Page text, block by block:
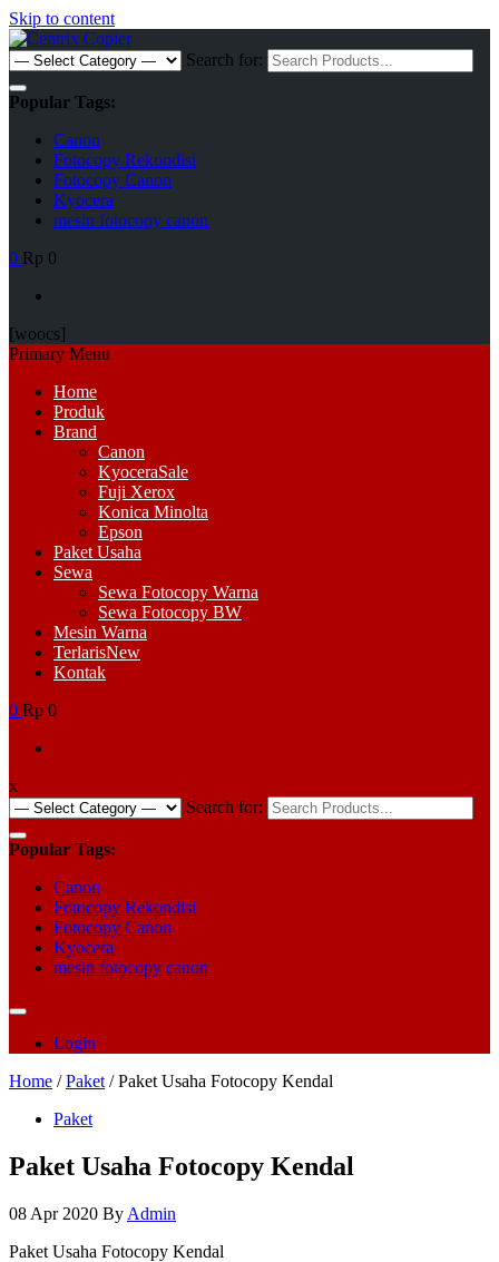
Skip to content
Search for:
Popular Tags:
Canon
Fotocopy Rekondisi
Fotocopy Canon
Kyocera
mesin fotocopy canon
0 Rp 0
[woocs]
Primary Menu
Home
Produk
Brand
Canon
KyoceraSale
Fuji Xerox
Konica Minolta
Epson
Paket Usaha
Sewa
Sewa Fotocopy Warna
Sewa Fotocopy BW
Mesin Warna
TerlarisNew
Kontak
0 Rp 0
x
Search for:
Popular Tags:
Canon
Fotocopy Rekondisi
Fotocopy Canon
Kyocera
mesin fotocopy canon
Login
Home /Paket / Paket Usaha Fotocopy Kendal
Paket
Paket Usaha Fotocopy Kendal
08 Apr 2020 By Admin
Paket Usaha Fotocopy Kendal